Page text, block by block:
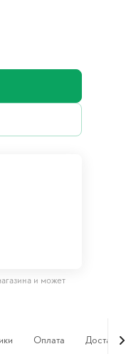
и может
Оплата Доставка